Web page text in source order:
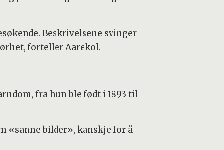
Beskrivelsene svinger
forteller Aarekol.
fra hun ble født i 1893 til
«sanne bilder», kanskje for å